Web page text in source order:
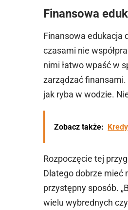
Finansowa
Finansowa edukacja
czasami nie
nimi łatwo wpaść w
zarządzać
jak ryba w wodzie.
Zobacz także:
Rozpoczęcie tej
Dlatego dobrze mieć
przystępny sposób.
wielu wybrednych